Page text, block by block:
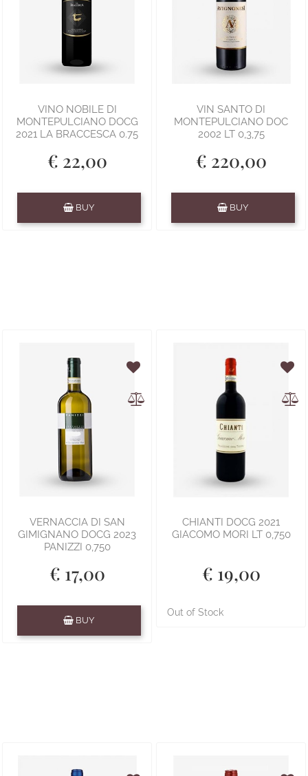
VINO NOBILE DI
MONTEPULCIANO DOCG
2021 LA BRACCESCA 0.75
€ 22,00
BUY
VIN SANTO DI
MONTEPULCIANO DOC
2002 LT 0,3,75
€ 220,00
BUY
VERNACCIA DI SAN
GIMIGNANO DOCG 2023
PANIZZI 0,750
€ 17,00
BUY
CHIANTI DOCG 2021
GIACOMO MORI LT 0,750
€ 19,00
Out of Stock